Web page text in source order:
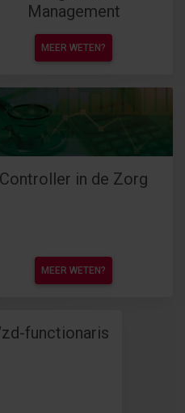
Management
MEER WETEN?
Controller in de Zorg
MEER WETEN?
functionaris